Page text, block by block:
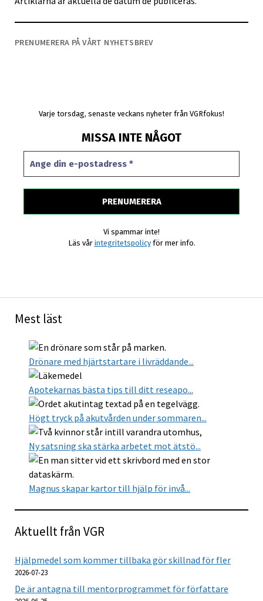
PRENUMERERA PÅ VÅRT NYHETSBREV
Varje torsdag, senaste veckans nyheter från VGRfokus!
MISSA INTE NÅGOT
Vi spammar inte!
Läs vår integritetspolicyför mer info.
Mest läst
Drönare med hjärtstartare i livräddande...
Apotekarnas bästa tips till ditt reseapo...
Högt tryck på akutvården under sommaren...
Ny satsning ska stärka arbetet mot ätstö...
Magnus skapar kartor till hjälp för invå...
Aktuellt från VGR
Hjälpmedel som kommer tillbaka gör skillnad för fler
2026-07-23
De är antagna till mentorprogrammet för författare